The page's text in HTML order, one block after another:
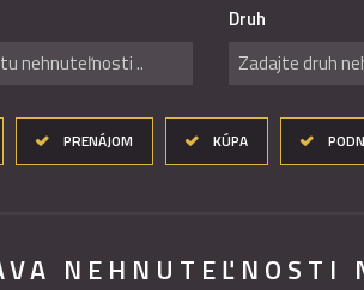
nehnuteľnosti ..
Druh
Zadajte druh
PRENÁJOM KÚPA
NEHNUTEĽNOSTI